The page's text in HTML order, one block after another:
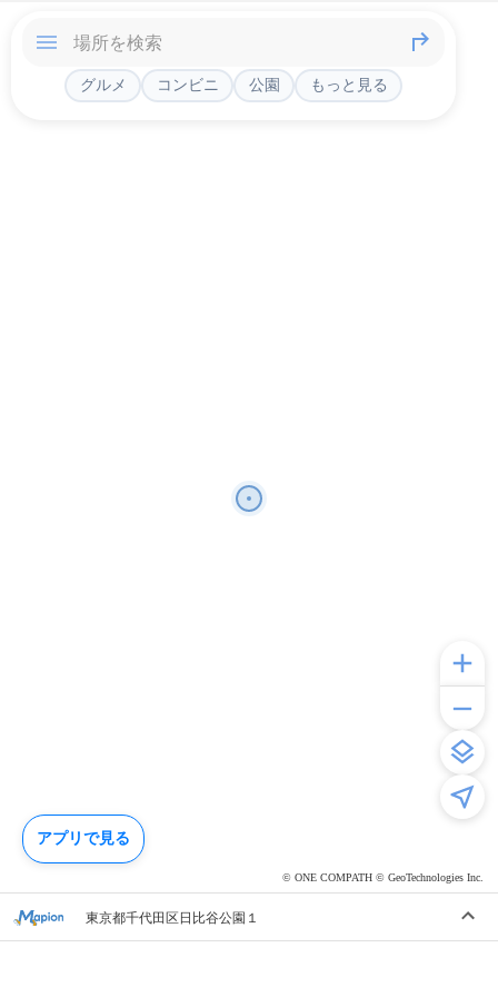
© ONE COMPATH © GeoTechnologies Inc.
グルメ コンビニ 公園 もっと見る
東京都千代田区日比谷公園１
アプリで見る